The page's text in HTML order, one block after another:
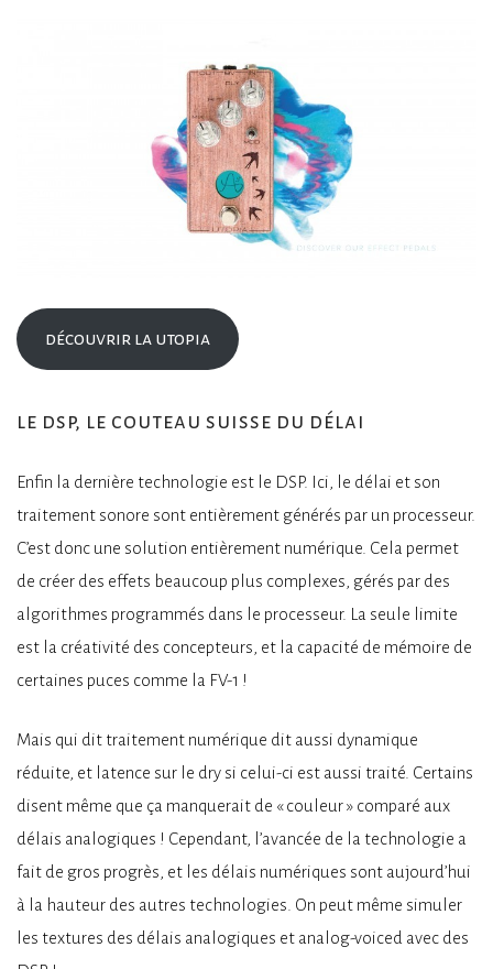
découvrir la utopia
le dsp, le couteau suisse du délai
Enfin la dernière technologie est le DSP. Ici, le délai et son
traitement sonore sont entièrement générés par un processeur.
C’est donc une solution entièrement numérique. Cela permet
de créer des effets beaucoup plus complexes, gérés par des
algorithmes programmés dans le processeur. La seule limite
est la créativité des concepteurs, et la capacité de mémoire de
certaines puces comme la FV-1 !
Mais qui dit traitement numérique dit aussi dynamique
réduite, et latence sur le dry si celui-ci est aussi traité. Certains
disent même que ça manquerait de « couleur » comparé aux
délais analogiques ! Cependant, l’avancée de la technologie a
fait de gros progrès, et les délais numériques sont aujourd’hui
à la hauteur des autres technologies. On peut même simuler
les textures des délais analogiques et analog-voiced avec des